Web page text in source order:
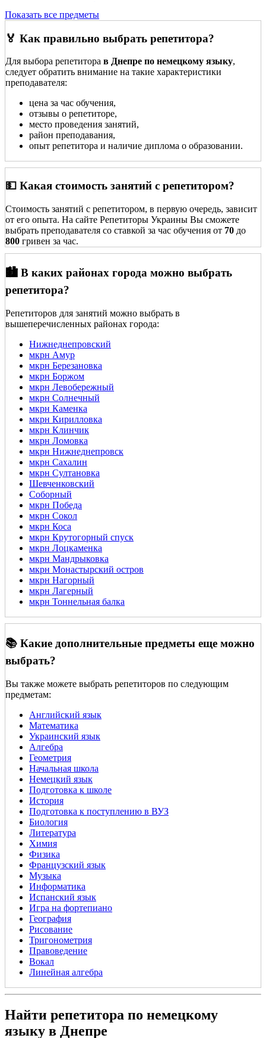
Показать все предметы
🏅 Как правильно выбрать репетитора?
Для выбора репетитора в Днепре по немецкому языку,
следует обратить внимание на такие характеристики
преподавателя:
цена за час обучения,
отзывы о репетиторе,
место проведения занятий,
район преподавания,
опыт репетитора и наличие диплома о образовании.
💵 Какая стоимость занятий с репетитором?
Стоимость занятий с репетитором, в первую очередь, зависит
от его опыта. На сайте Репетиторы Украины Вы сможете
выбрать преподавателя со ставкой за час обучения от 70 до
800 гривен за час.
🏙️ В каких районах города можно выбрать
репетитора?
Репетиторов для занятий можно выбрать в
вышеперечисленных районах города:
Нижнеднепровский
мкрн Амур
мкрн Березановка
мкрн Боржом
мкрн Левобережный
мкрн Солнечный
мкрн Каменка
мкрн Кирилловка
мкрн Клинчик
мкрн Ломовка
мкрн Нижнеднепровск
мкрн Сахалин
мкрн Султановка
Шевченковский
Соборный
мкрн Победа
мкрн Сокол
мкрн Коса
мкрн Крутогорный спуск
мкрн Лоцкаменка
мкрн Мандрыковка
мкрн Монастырский остров
мкрн Нагорный
мкрн Лагерный
мкрн Тоннельная балка
📚 Какие дополнительные предметы еще можно
выбрать?
Вы также можете выбрать репетиторов по следующим
предметам:
Английский язык
Математика
Украинский язык
Алгебра
Геометрия
Начальная школа
Немецкий язык
Подготовка к школе
История
Подготовка к поступлению в ВУЗ
Биология
Литература
Химия
Физика
Французский язык
Музыка
Информатика
Испанский язык
Игра на фортепиано
География
Рисование
Тригонометрия
Правоведение
Вокал
Линейная алгебра
Найти репетитора по немецкому
языку в Днепре